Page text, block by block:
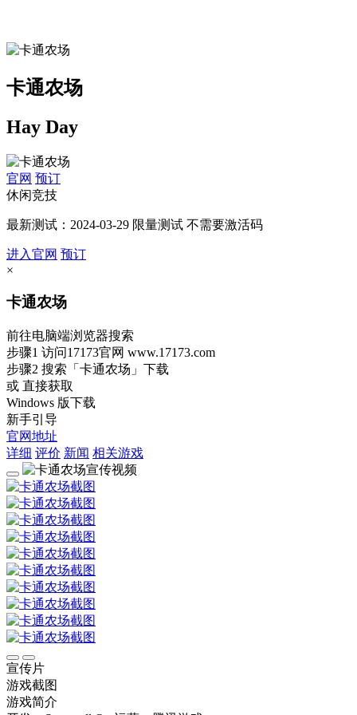
卡通农场
Hay Day
官网 预订
休闲竞技
最新测试：2024-03-29 限量测试 不需要激活码
进入官网 预订
×
卡通农场
前往电脑端浏览器搜索
步骤1 访问17173官网 www.17173.com
步骤2 搜索 「卡通农场」 下载
或 直接获取
Windows 版下载
新手引导
官网地址
详细 评价 新闻 相关游戏
宣传片
游戏截图
游戏简介